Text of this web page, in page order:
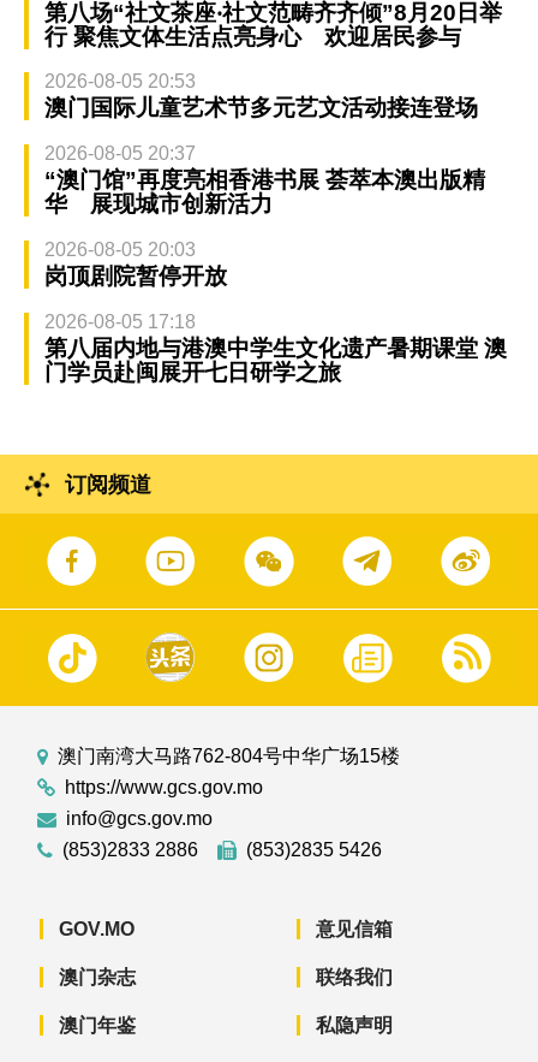
第八场“社文茶座‧社文范畴齐齐倾”8月20日举
行 聚焦文体生活点亮身心 欢迎居民参与
2026-08-05 20:53
澳门国际儿童艺术节多元艺文活动接连登场
2026-08-05 20:37
“澳门馆”再度亮相香港书展 荟萃本澳出版精
华 展现城市创新活力
2026-08-05 20:03
岗顶剧院暂停开放
2026-08-05 17:18
第八届内地与港澳中学生文化遗产暑期课堂 澳
门学员赴闽展开七日研学之旅
订阅频道
澳门南湾大马路762-804号中华广场15楼
https://www.gcs.gov.mo
info@gcs.gov.mo
(853)2833 2886
(853)2835 5426
GOV.MO
澳门杂志
澳门年鉴
意见信箱
联络我们
私隐声明